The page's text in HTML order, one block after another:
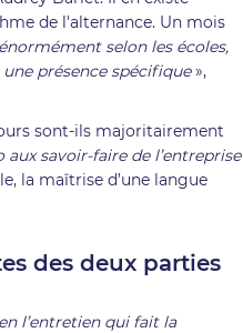
de l'alternance. Un mois
selon les écoles,
présence spécifique»,
sont-ils majoritairement
savoir-faire de l’entreprise
la maîtrise d’une langue
des deux parties
l’entretien qui fait la